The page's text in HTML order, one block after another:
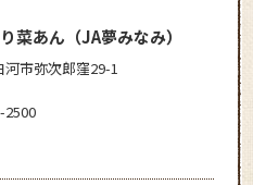
菜あん （JA夢みなみ）
河市弥次郎窪29-1
2500